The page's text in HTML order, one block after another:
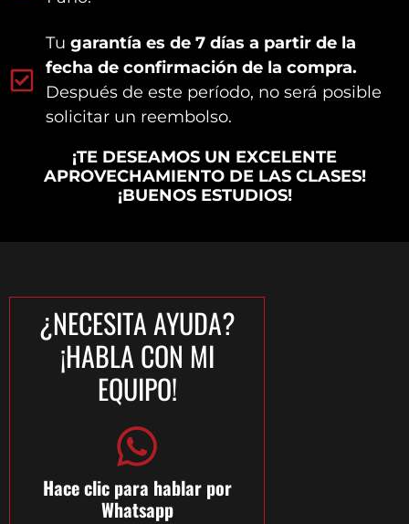
Tu garantía es de 7 días a partir de la
fecha de confirmación de la compra.
Después de este período, no será posible
solicitar un reembolso.
¡TE DESEAMOS UN EXCELENTE
APROVECHAMIENTO DE LAS CLASES!
¡BUENOS ESTUDIOS!
¿NECESITA AYUDA?
¡HABLA CON MI
EQUIPO!
Hace clic para hablar por
Whatsapp